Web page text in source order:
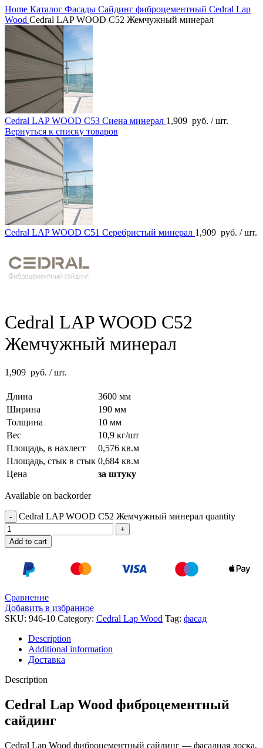
Home Каталог Фасады Сайдинг фиброцементный Cedral Lap
Wood Cedral LAP WOOD C52 Жемчужный минерал
Cedral LAP WOOD C53 Сиена минерал 1,909 руб. / шт.
Вернуться к списку товаров
Cedral LAP WOOD C51 Серебристый минерал 1,909 руб. / шт.
Cedral LAP WOOD C52
Жемчужный минерал
1,909 руб. / шт.
Длина
3600 мм
Ширина
190 мм
Толщина
10 мм
Вес
10,9 кг/шт
Площадь, в нахлест
0,576 кв.м
Площадь, стык в стык 0,684 кв.м
Цена
за штуку
Available on backorder
Cedral LAP WOOD C52 Жемчужный минерал quantity
Add to cart
Сравнение
Добавить в избранное
SKU: 946-10 Category: Cedral Lap Wood Tag: фасад
Description
Additional information
Доставка
Description
Cedral Lap Wood фиброцементный
сайдинг
Cedral Lap Wood фиброцементный сайдинг — фасадная доска,